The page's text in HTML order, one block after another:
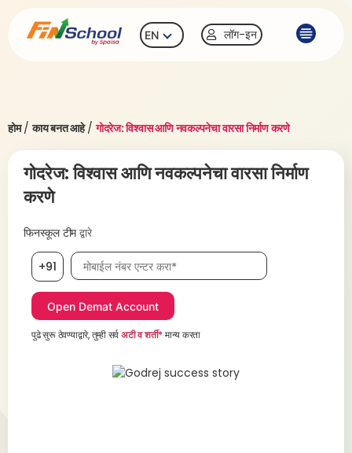
EN लॉग-इन
होम/काय बनत आहे/गोदरेज: विश्वास आणि नवकल्पनेचा वारसा निर्माण करणे
गोदरेज: विश्वास आणि नवकल्पनेचा वारसा निर्माण
करणे
फिनस्कूल टीमद्वारे
+91 मोबाईल नंबर, आवश्यक
पुढे सुरू ठेवण्याद्वारे, तुम्ही सर्वअटी व शर्ती*मान्य करता